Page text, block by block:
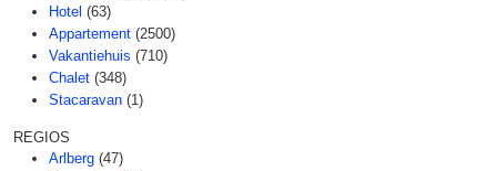
Hotel (63)
Appartement (2500)
Vakantiehuis (710)
Chalet (348)
Stacaravan (1)
REGIOS
Arlberg (47)